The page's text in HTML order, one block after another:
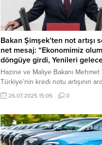
Bakan Şimşek’ten not artışı
net mesaj: “Ekonomimiz
döngüye girdi, Yenileri
Hazine ve Maliye Bakanı Mehmet
Türkiye’nin kredi notu artışının
yaptığı açıklamada, uygulanan
programının başarısının teyit
programımızı uygulamayı
yeni not artışları gelecek.” dedi.
ve Maliye Bakanı Mehmet Şimşek,
26.07.2025 15:05 0